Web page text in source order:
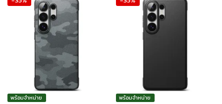
พร้อมจำหน่าย พร้อมจำหน่าย